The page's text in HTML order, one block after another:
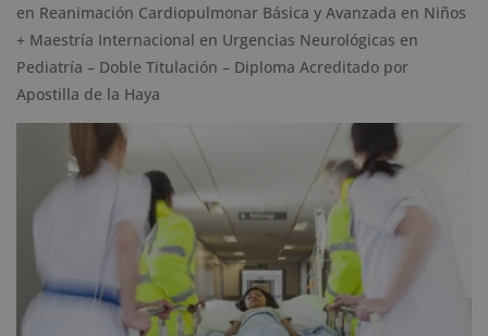
en Reanimación Cardiopulmonar Básica y Avanzada en Niños
+ Maestría Internacional en Urgencias Neurológicas en
Pediatría – Doble Titulación – Diploma Acreditado por
Apostilla de la Haya